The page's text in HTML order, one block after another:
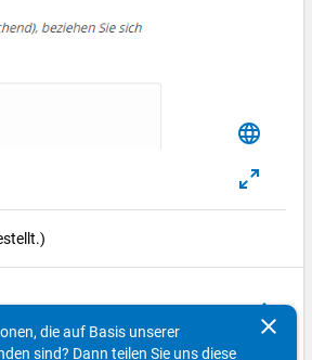
language
keyboard_arrow_up
clear
die auf Basis unserer
sind? Dann teilen Sie uns diese